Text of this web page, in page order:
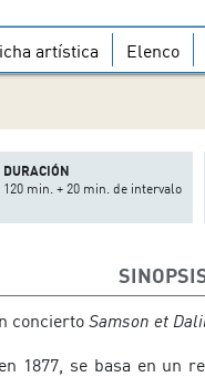
artística Elenco
DURACIÓN
120 min. + 20 min. de intervalo
conciertoSamson et
1877, se basa en un